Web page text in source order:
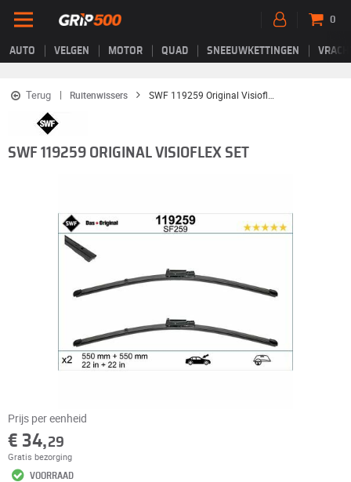
AUTO VELGEN MOTOR QUAD SNEEUWKETTINGEN
0
Terug Ruitenwissers
SWF 119259 ORIGINAL VISIOFLEX SET
Prijs per eenheid
€ 34,29
Gratis bezorging
VOORRAAD